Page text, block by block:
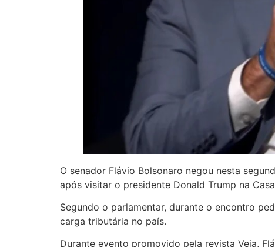
O senador Flávio Bolsonaro negou nesta
após visitar o presidente Donald Trump na
Segundo o parlamentar, durante o encontro
carga tributária no país.
Durante evento promovido pela revista Veja,